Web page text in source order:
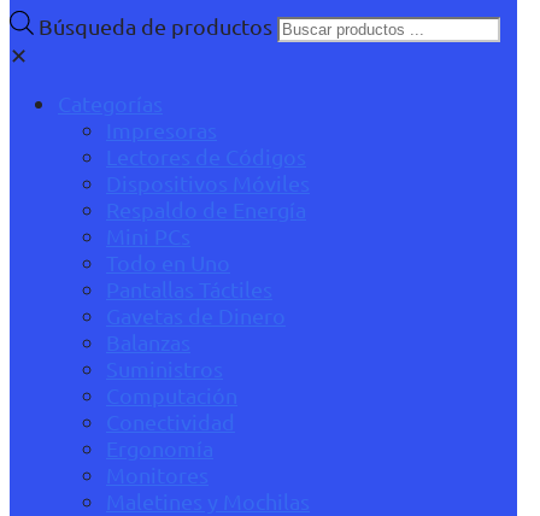
Búsqueda de productos
✕
Categorías
Impresoras
Lectores de Códigos
Dispositivos Móviles
Respaldo de Energía
Mini PCs
Todo en Uno
Pantallas Táctiles
Gavetas de Dinero
Balanzas
Suministros
Computación
Conectividad
Ergonomía
Monitores
Maletines y Mochilas